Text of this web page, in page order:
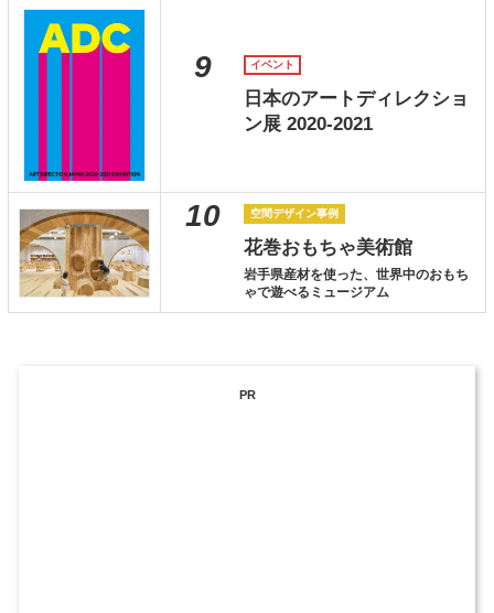
9 イベント
日本のアートディレクショ
ン展 2020-2021
10 空間デザイン事例
花巻おもちゃ美術館
岩手県産材を使った、世界中のおもち
ゃで遊べるミュージアム
PR